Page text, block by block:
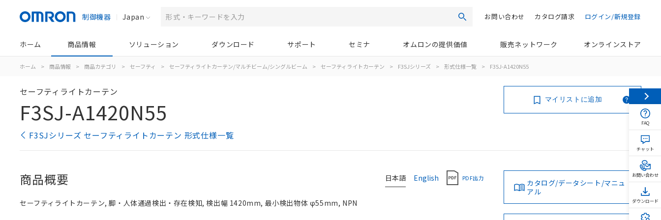
制御機器 Japan 検索 ログイン/新規登録
カタログ請求
お問い合わせ
ホーム 商品情報 ソリューション ダウンロード サポート セミナ オムロンの提供価値 販売ネットワーク オンラインストア
ホーム > 商品情報 > 商品カテゴリ > セーフティ > セーフティライトカーテン/マルチビーム/シングルビーム > セーフティライトカーテン > F3SJシリーズ > 形式仕様一覧 > F3SJ-A1420N55
セーフティライトカーテン
F3SJ-A1420N55
F3SJシリーズ セーフティライトカーテン 形式仕様一覧
マイリストに追加
日本語 English PDF出力
商品概要
セーフティライトカーテン, 脚・人体通過検出・存在検知, 検出幅 1420mm, 最小検出物体 φ55mm, NPN
カタログ/データシート/マニュ
アル
FAQ
チャット
お問い合わせ
ダウンロード